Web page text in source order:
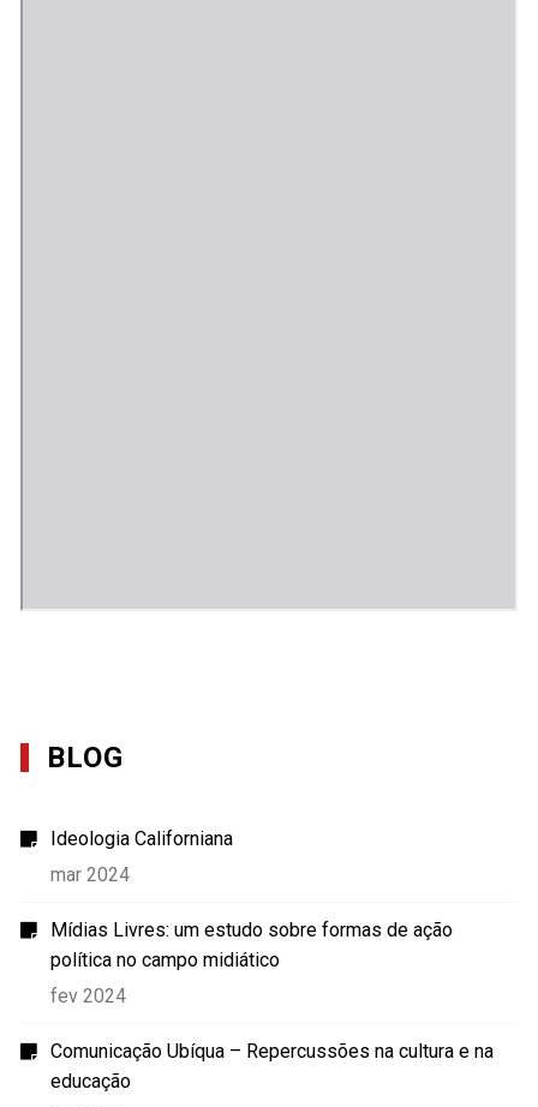
BLOG
Ideologia Californiana
mar 2024
Mídias Livres: um estudo sobre formas de ação
política no campo midiático
fev 2024
Comunicação Ubíqua – Repercussões na cultura e na
educação